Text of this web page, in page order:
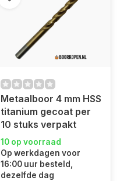
Metaalboor 4 mm HSS
titanium gecoat per
10 stuks verpakt
10 op voorraad
Op werkdagen voor
16:00 uur besteld,
dezelfde dag